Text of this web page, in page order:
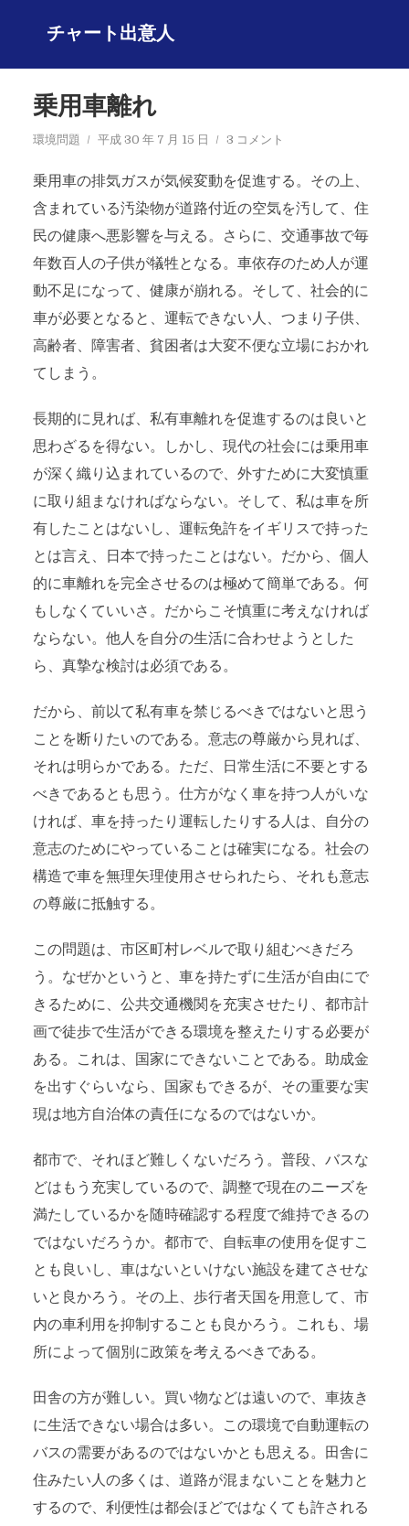
チャート出意人
乗用車離れ
環境問題 平成 30 年 7 月 15 日 3 コメント
乗用車の排気ガスが気候変動を促進する。その上、
含まれている汚染物が道路付近の空気を汚して、住
民の健康へ悪影響を与える。さらに、交通事故で毎
年数百人の子供が犠牲となる。車依存のため人が運
動不足になって、健康が崩れる。そして、社会的に
車が必要となると、運転できない人、つまり子供、
高齢者、障害者、貧困者は大変不便な立場におかれ
てしまう。
長期的に見れば、私有車離れを促進するのは良いと
思わざるを得ない。しかし、現代の社会には乗用車
が深く織り込まれているので、外すために大変慎重
に取り組まなければならない。そして、私は車を所
有したことはないし、運転免許をイギリスで持った
とは言え、日本で持ったことはない。だから、個人
的に車離れを完全させるのは極めて簡単である。何
もしなくていいさ。だからこそ慎重に考えなければ
ならない。他人を自分の生活に合わせようとした
ら、真摯な検討は必須である。
だから、前以て私有車を禁じるべきではないと思う
ことを断りたいのである。意志の尊厳から見れば、
それは明らかである。ただ、日常生活に不要とする
べきであるとも思う。仕方がなく車を持つ人がいな
ければ、車を持ったり運転したりする人は、自分の
意志のためにやっていることは確実になる。社会の
構造で車を無理矢理使用させられたら、それも意志
の尊厳に抵触する。
この問題は、市区町村レベルで取り組むべきだろ
う。なぜかというと、車を持たずに生活が自由にで
きるために、公共交通機関を充実させたり、都市計
画で徒歩で生活ができる環境を整えたりする必要が
ある。これは、国家にできないことである。助成金
を出すぐらいなら、国家もできるが、その重要な実
現は地方自治体の責任になるのではないか。
都市で、それほど難しくないだろう。普段、バスな
どはもう充実しているので、調整で現在のニーズを
満たしているかを随時確認する程度で維持できるの
ではないだろうか。都市で、自転車の使用を促すこ
とも良いし、車はないといけない施設を建てさせな
いと良かろう。その上、歩行者天国を用意して、市
内の車利用を抑制することも良かろう。これも、場
所によって個別に政策を考えるべきである。
田舎の方が難しい。買い物などは遠いので、車抜き
に生活できない場合は多い。この環境で自動運転の
バスの需要があるのではないかとも思える。田舎に
住みたい人の多くは、道路が混まないことを魅力と
するので、利便性は都会ほどではなくても許される